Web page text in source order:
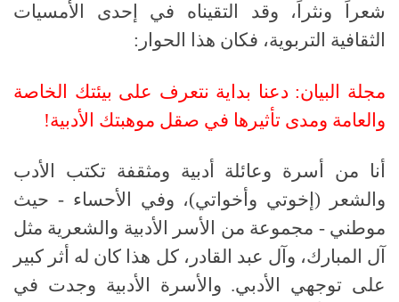
شعراً ونثراً، وقد التقيناه في إحدى الأمسيات
الثقافية التربوية، فكان هذا الحوار:
مجلة البيان: دعنا بداية نتعرف على بيئتك الخاصة
والعامة ومدى تأثيرها في صقل موهبتك الأدبية!
أنا من أسرة وعائلة أدبية ومثقفة تكتب الأدب
والشعر (إخوتي وأخواتي)، وفي الأحساء - حيث
موطني - مجموعة من الأسر الأدبية والشعرية مثل
آل المبارك، وآل عبد القادر، كل هذا كان له أثر كبير
على توجهي الأدبي. والأسرة الأدبية وجدت في